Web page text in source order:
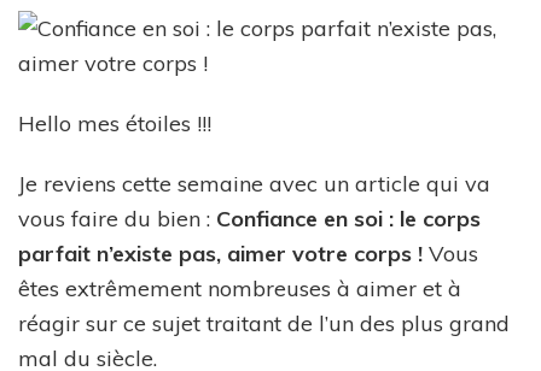
aimer
votre
corps
Hello mes étoiles !!!
Je reviens cette semaine avec un article qui va
vous faire du bien : Confiance en soi : le corps
parfait n’existe pas, aimer votre corps ! Vous
êtes extrêmement nombreuses à aimer et à
réagir sur ce sujet traitant de l’un des plus grand
mal du siècle.